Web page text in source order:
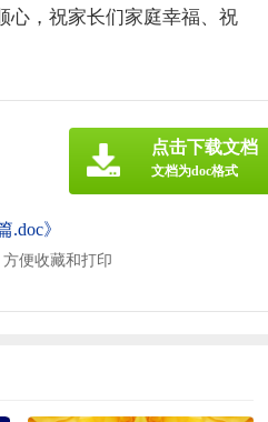
心，祝家长们家庭幸福、祝
.doc》
便收藏和打印
点击下载文档
文档为doc格式